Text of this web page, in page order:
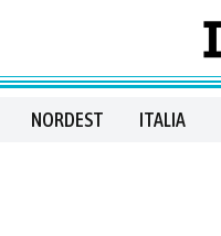
NORDEST ITALIA